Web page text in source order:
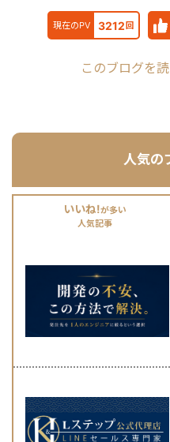
人気の
いいね!が多い
人気記事
理店ビ
地方発
現在のPV 3212 回
ズ）の高
このブログを